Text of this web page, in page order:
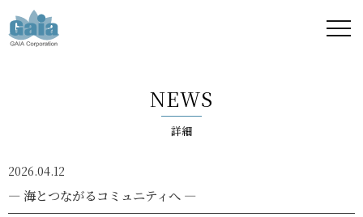
ア -
GAIA
NEWS
詳細
2026.04.12
― 海とつながるコミュニティへ ―